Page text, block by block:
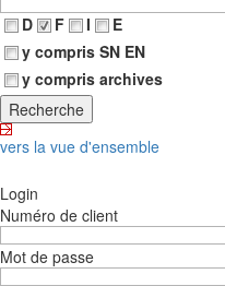
D
F I
E
y compris SN EN
y compris archives
vers la vue d'ensemble
Login
Numéro de client
Mot de passe